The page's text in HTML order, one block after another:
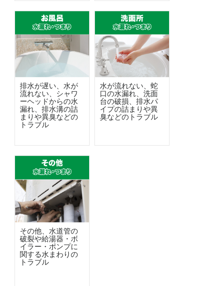
排水が遅い、水が
流れない、シャワ
ーヘッドからの水
漏れ、排水溝の詰
まりや異臭などの
トラブル
水が流れない、蛇
口の水漏れ、洗面
台の破損、排水パ
イプの詰まりや異
臭などのトラブル
その他、水道管の
破裂や給湯器・ボ
イラー・ポンプに
関する水まわりの
トラブル